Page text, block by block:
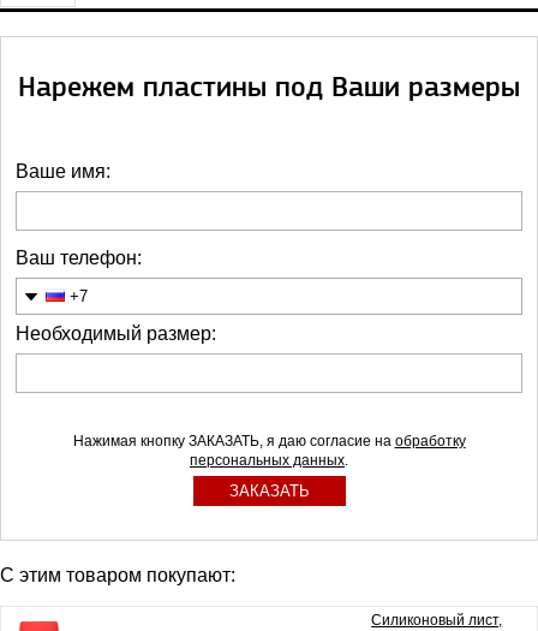
Нарежем пластины под Ваши размеры
Ваше имя:
Ваш телефон:
+7
Необходимый размер:
Нажимая кнопку ЗАКАЗАТЬ, я даю согласие на обработку
персональных данных.
С этим товаром покупают:
Силиконовый лист,